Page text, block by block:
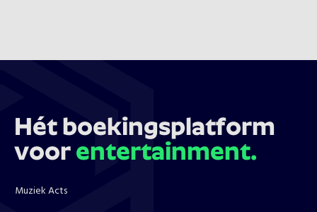
Hét boekingsplatform
voor entertainment.
Muziek Acts